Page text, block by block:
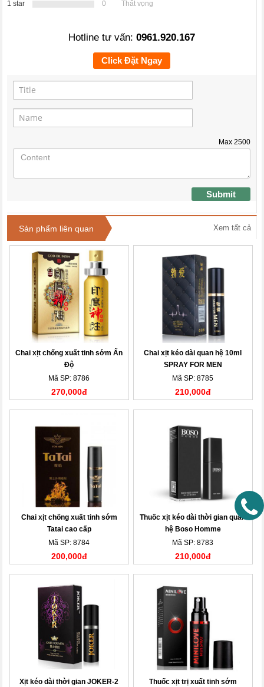
1 star 0 Thất vọng
Hotline tư vấn: 0961.920.167
Click Đặt Ngay
Max 2500
Submit
Sản phẩm liên quan Xem tất cả
Chai xịt chống xuất tinh sớm Ấn
Độ
Mã SP: 8786
270,000đ
Chai xịt kéo dài quan hệ 10ml
SPRAY FOR MEN
Mã SP: 8785
210,000đ
Chai xịt chống xuất tinh sớm
Tatai cao cấp
Mã SP: 8784
200,000đ
Thuốc xịt kéo dài thời gian quan
hệ Boso Homme
Mã SP: 8783
210,000đ
Xịt kéo dài thời gian JOKER-2
Thuốc xịt trị xuất tinh sớm